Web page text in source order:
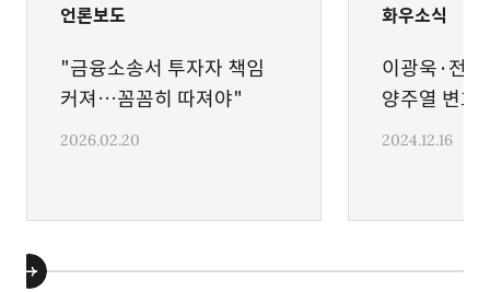
언론보도
2026.02.20
"금융소송서 투자자 책임
커져…꼼꼼히 따져야"
화우소식
2024.12.16
이광욱·전
양주열 변호
한사회 '베